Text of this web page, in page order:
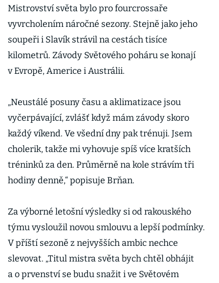
Mistrovství světa bylo pro fourcrossaře
vyvrcholením náročné sezony. Stejně jako jeho
soupeři i Slavík strávil na cestách tisíce
kilometrů. Závody Světového poháru se konají
v Evropě, Americe i Austrálii.
„Neustálé posuny času a aklimatizace jsou
vyčerpávající, zvlášť když mám závody skoro
každý víkend. Ve všední dny pak trénuji. Jsem
cholerik, takže mi vyhovuje spíš více kratších
tréninků za den. Průměrně na kole strávím tři
hodiny denně,“ popisuje Brňan.
Za výborné letošní výsledky si od rakouského
týmu vysloužil novou smlouvu a lepší podmínky.
V příští sezoně z nejvyšších ambic nechce
slevovat. „Titul mistra světa bych chtěl obhájit
a o prvenství se budu snažit i ve Světovém